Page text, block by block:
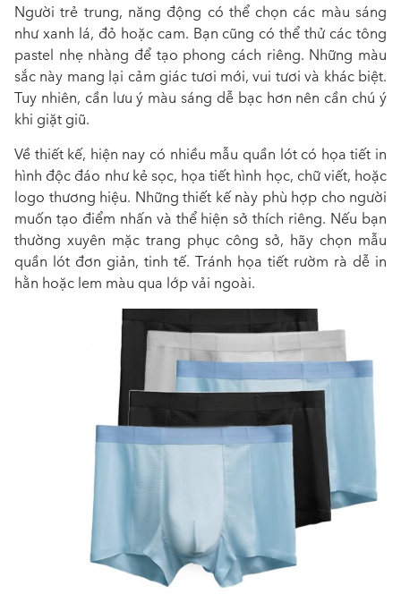
Người trẻ trung, năng động có thể chọn các màu sáng
như xanh lá, đỏ hoặc cam. Bạn cũng có thể thử các tông
pastel nhẹ nhàng để tạo phong cách riêng. Những màu
sắc này mang lại cảm giác tươi mới, vui tươi và khác biệt.
Tuy nhiên, cần lưu ý màu sáng dễ bạc hơn nên cần chú ý
khi giặt giũ.
Về thiết kế, hiện nay có nhiều mẫu quần lót có họa tiết in
hình độc đáo như kẻ sọc, họa tiết hình học, chữ viết, hoặc
logo thương hiệu. Những thiết kế này phù hợp cho người
muốn tạo điểm nhấn và thể hiện sở thích riêng. Nếu bạn
thường xuyên mặc trang phục công sở, hãy chọn mẫu
quần lót đơn giản, tinh tế. Tránh họa tiết rườm rà dễ in
hằn hoặc lem màu qua lớp vải ngoài.